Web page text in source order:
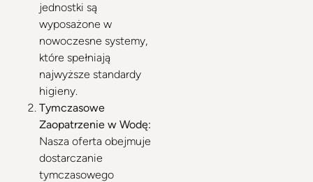
jednostki są
wyposażone w
nowoczesne systemy,
które spełniają
najwyższe standardy
higieny.
Tymczasowe
Zaopatrzenie w Wodę:
Nasza oferta obejmuje
dostarczanie
tymczasowego